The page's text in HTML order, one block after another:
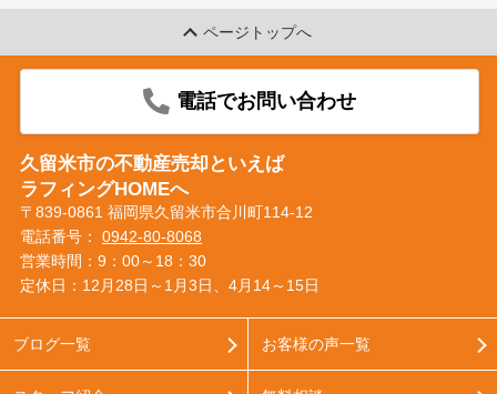
ページトップへ
電話でお問い合わせ
久留米市の不動産売却といえば
ラフィングHOMEへ
〒839-0861 福岡県久留米市合川町114-12
電話番号： 0942-80-8068
営業時間：9：00～18：30
定休日：12月28日～1月3日、4月14～15日
ブログ一覧 お客様の声一覧